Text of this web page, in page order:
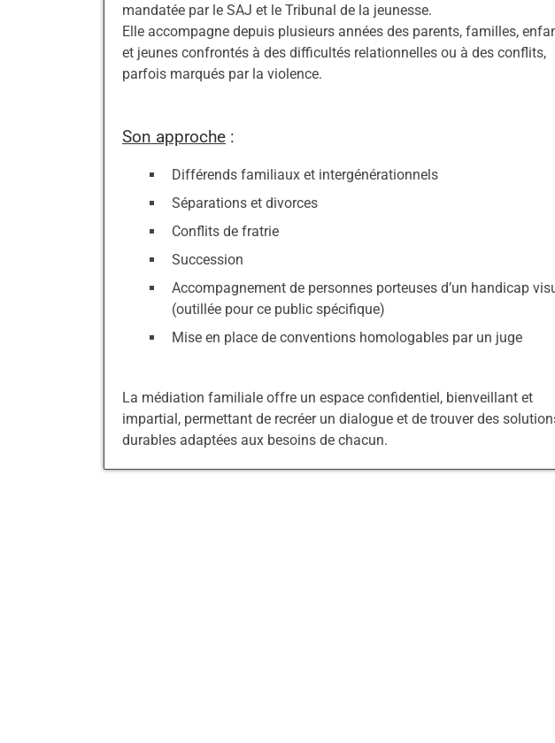
mandatée par le SAJ et le Tribunal de la jeunesse.
Elle accompagne depuis plusieurs années des parents, familles,
et jeunes confrontés à des difficultés relationnelles ou à des conflits,
parfois marqués par la violence.
Son approche :
Différends familiaux et intergénérationnels
Séparations et divorces
Conflits de fratrie
Succession
Accompagnement de personnes porteuses d’un handicap
(outillée pour ce public spécifique)
Mise en place de conventions homologables par un juge
La médiation familiale offre un espace confidentiel, bienveillant et
impartial, permettant de recréer un dialogue et de trouver des
durables adaptées aux besoins de chacun.